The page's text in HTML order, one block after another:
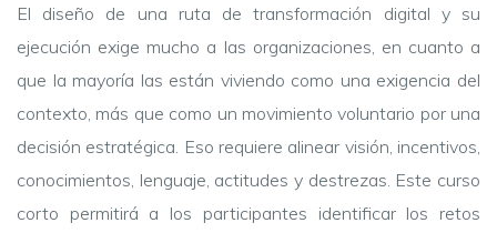
El diseño de una ruta de transformación digital y su
ejecución exige mucho a las organizaciones, en cuanto a
que la mayoría las están viviendo como una exigencia del
contexto, más que como un movimiento voluntario por una
decisión estratégica. Eso requiere alinear visión, incentivos,
conocimientos, lenguaje, actitudes y destrezas. Este curso
corto permitirá a los participantes identificar los retos